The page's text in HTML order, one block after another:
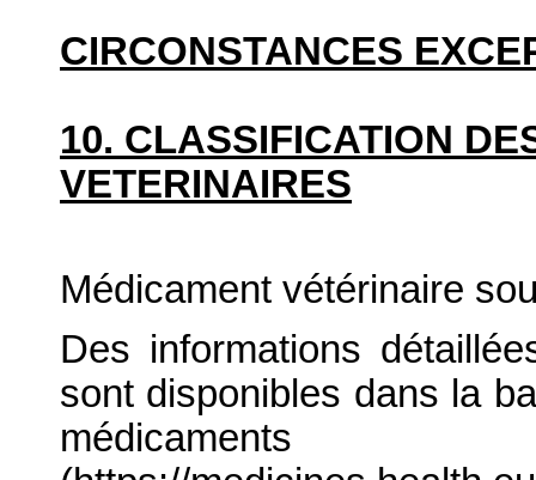
CIRCONSTANCES
10. CLASSIFICATION
VETERINAIRES
Médicament vétérinaire
Des informations
sont disponibles dans la
médicaments